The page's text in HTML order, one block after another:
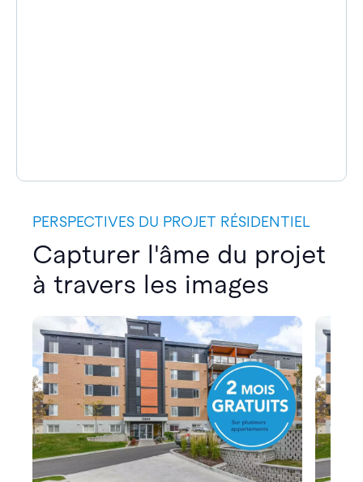
PERSPECTIVES DU PROJET RÉSIDENTIEL
Capturer l'âme du projet
à travers les images